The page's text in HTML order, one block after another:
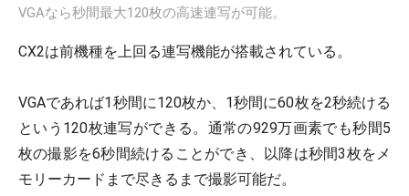
VGAなら秒間最大120枚の高速連写が可能。
CX2は前機種を上回る連写機能が搭載されている。
VGAであれば1秒間に120枚か、1秒間に60枚を2秒続ける
という120枚連写ができる。通常の929万画素でも秒間5
枚の撮影を6秒間続けることができ、以降は秒間3枚をメ
モリーカードまで尽きるまで撮影可能だ。